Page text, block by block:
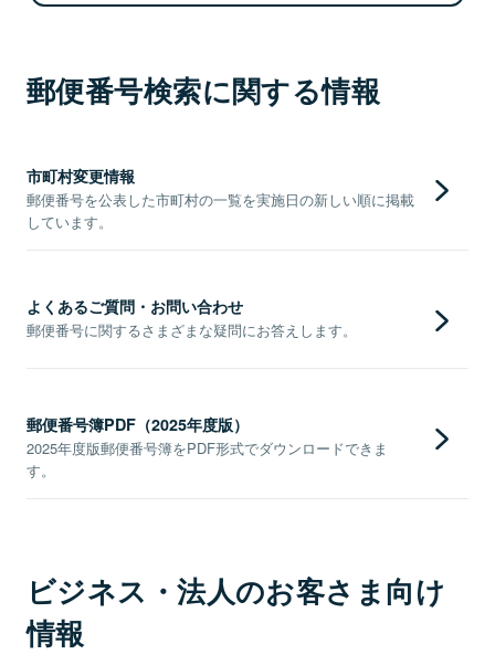
郵便番号検索に関する情報
市町村変更情報
郵便番号を公表した市町村の一覧を実施日の新しい順に掲載
しています。
よくあるご質問・お問い合わせ
郵便番号に関するさまざまな疑問にお答えします。
郵便番号簿PDF（2025年度版）
2025年度版郵便番号簿をPDF形式でダウンロードできま
す。
ビジネス・法人のお客さま向け
情報